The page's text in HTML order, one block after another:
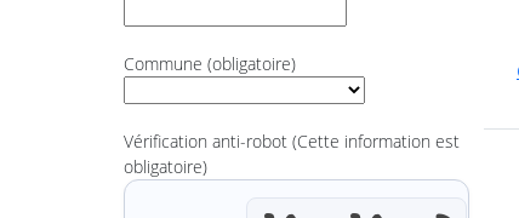
Commune (obligatoire)
Vérification anti-robot (Cette information est
obligatoire)